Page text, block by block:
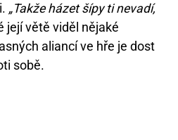
„Takže házet šípy ti nevadí,
její větě viděl nějaké
aliancí ve hře je dost
sobě.